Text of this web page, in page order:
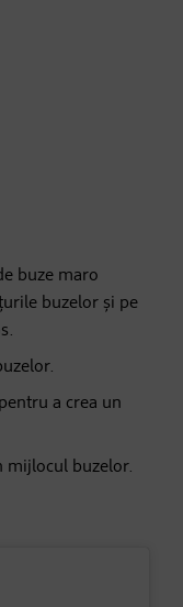
buze maro
buzelor și pe
a crea un
mijlocul buzelor.